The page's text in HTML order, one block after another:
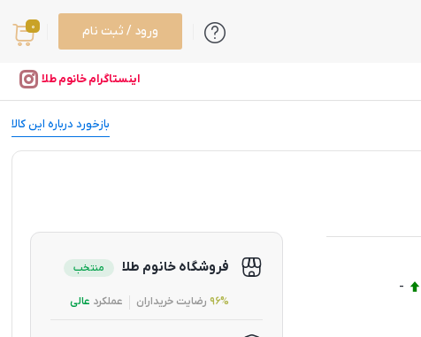
ورود / ثبت نام 0
اینستاگرام خانوم طلا
بازخورد درباره این کالا
-
فروشگاه خانوم طلا منتخب
96% رضایت خریداران عملکرد عالی